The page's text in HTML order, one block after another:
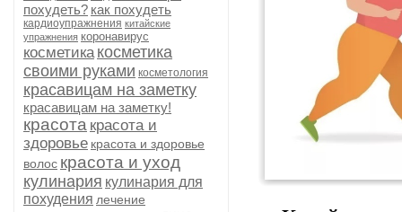
похудеть? как похудеть
кардиоупражнения китайские
упражнения коронавирус
косметика косметика
своими руками косметология
красавицам на заметку
красавицам на заметку!
красота красота и
здоровье красота и здоровье
волос красота и уход
кулинария кулинария для
похудения лечение